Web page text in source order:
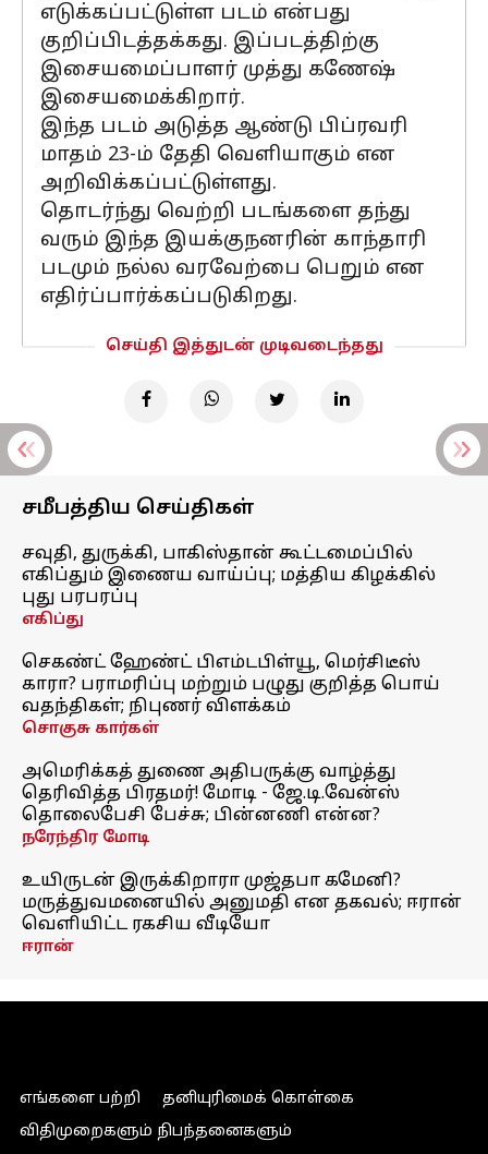
எடுக்கப்பட்டுள்ள படம் என்பது
குறிப்பிடத்தக்கது. இப்படத்திற்கு
இசையமைப்பாளர் முத்து கணேஷ்
இசையமைக்கிறார்.
இந்த படம் அடுத்த ஆண்டு பிப்ரவரி
மாதம் 23-ம் தேதி வெளியாகும் என
அறிவிக்கப்பட்டுள்ளது.
தொடர்ந்து வெற்றி படங்களை தந்து
வரும் இந்த இயக்குநனரின் காந்தாரி
படமும் நல்ல வரவேற்பை பெறும் என
எதிர்ப்பார்க்கப்படுகிறது.
செய்தி இத்துடன் முடிவடைந்தது
சமீபத்திய செய்திகள்
சவுதி, துருக்கி, பாகிஸ்தான் கூட்டமைப்பில்
எகிப்தும் இணைய வாய்ப்பு; மத்திய கிழக்கில்
புது பரபரப்பு
எகிப்து
செகண்ட் ஹேண்ட் பிஎம்டபிள்யூ, மெர்சிடீஸ்
காரா? பராமரிப்பு மற்றும் பழுது குறித்த பொய்
வதந்திகள்; நிபுணர் விளக்கம்
சொகுசு கார்கள்
அமெரிக்கத் துணை அதிபருக்கு வாழ்த்து
தெரிவித்த பிரதமர்! மோடி - ஜே.டி.வேன்ஸ்
தொலைபேசி பேச்சு; பின்னணி என்ன?
நரேந்திர மோடி
உயிருடன் இருக்கிறாரா முஜ்தபா கமேனி?
மருத்துவமனையில் அனுமதி என தகவல்; ஈரான்
வெளியிட்ட ரகசிய வீடியோ
ஈரான்
எங்களை பற்றி
தனியுரிமைக் கொள்கை
விதிமுறைகளும் நிபந்தனைகளும்